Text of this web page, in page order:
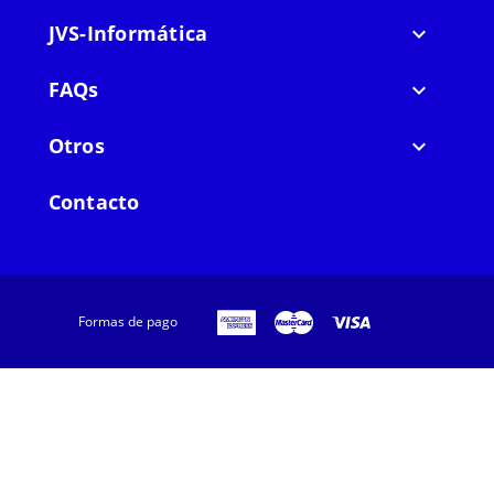
ordenadores portátiles Samsung
Samsung no es tan sencilla como la de un ordenador
similar. Debemos conseguir
desconectarlo del
Separa la placa con las teclas del ordenador
conectando el componente al equipo. Una vez lo
teclado nuevo y vuelve a encajar la placa sobre el
JVS-Informática 
FAQs 
Otros 
Contacto
Formas de pago